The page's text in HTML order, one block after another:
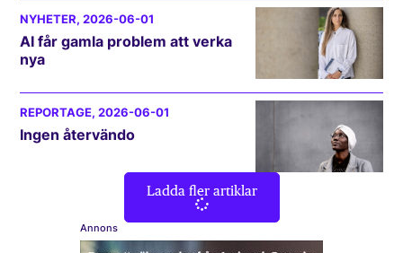
NYHETER, 2026-06-01
AI får gamla problem att verka
nya
REPORTAGE, 2026-06-01
Ingen återvändo
Ladda fler artiklar
Annons